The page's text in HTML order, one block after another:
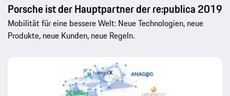
Porsche ist der Hauptpartner der re:publica 2019
Mobilität für eine bessere Welt: Neue Technologien, neue
Produkte, neue Kunden, neue Regeln.